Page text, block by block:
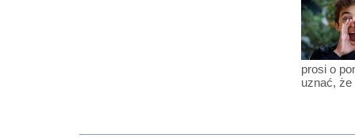
prosi o
uznać, że